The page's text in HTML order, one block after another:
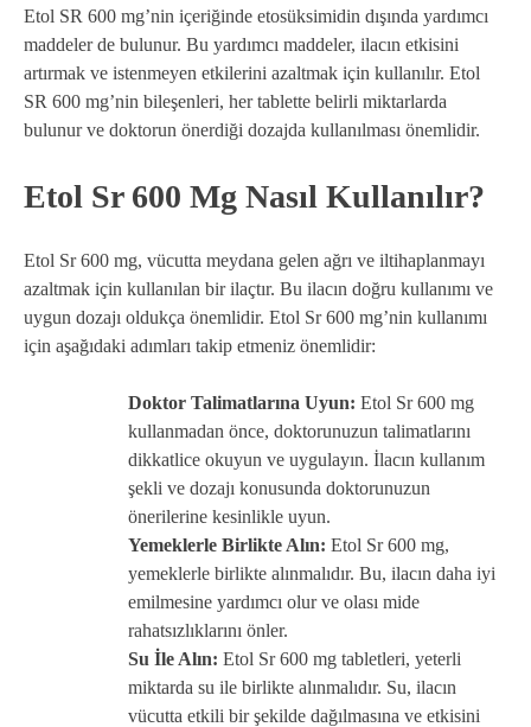
Etol SR 600 mg’nin içeriğinde etosüksimidin dışında yardımcı
maddeler de bulunur. Bu yardımcı maddeler, ilacın etkisini
artırmak ve istenmeyen etkilerini azaltmak için kullanılır. Etol
SR 600 mg’nin bileşenleri, her tablette belirli miktarlarda
bulunur ve doktorun önerdiği dozajda kullanılması önemlidir.
Etol Sr 600 Mg Nasıl Kullanılır?
Etol Sr 600 mg, vücutta meydana gelen ağrı ve iltihaplanmayı
azaltmak için kullanılan bir ilaçtır. Bu ilacın doğru kullanımı ve
uygun dozajı oldukça önemlidir. Etol Sr 600 mg’nin kullanımı
için aşağıdaki adımları takip etmeniz önemlidir:
Doktor Talimatlarına Uyun: Etol Sr 600 mg
kullanmadan önce, doktorunuzun talimatlarını
dikkatlice okuyun ve uygulayın. İlacın kullanım
şekli ve dozajı konusunda doktorunuzun
önerilerine kesinlikle uyun.
Yemeklerle Birlikte Alın: Etol Sr 600 mg,
yemeklerle birlikte alınmalıdır. Bu, ilacın daha iyi
emilmesine yardımcı olur ve olası mide
rahatsızlıklarını önler.
Su İle Alın: Etol Sr 600 mg tabletleri, yeterli
miktarda su ile birlikte alınmalıdır. Su, ilacın
vücutta etkili bir şekilde dağılmasına ve etkisini